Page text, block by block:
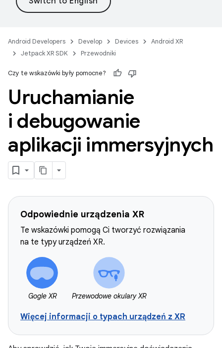
Android Developers Develop Devices
Android XR
Jetpack XR SDK
Przewodniki
Czy te wskazówki były pomocne?
Uruchamianie
i debugowanie
aplikacji immersyjnych
Odpowiednie urządzenia XR
Te wskazówki pomogą Ci tworzyć rozwiązania
na te typy urządzeń XR.
Gogle XR Przewodowe okulary XR
Więcej informacji o typach urządzeń z XR